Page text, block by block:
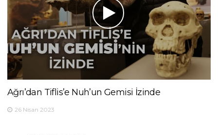
Ağrı’dan Tiflis’e Nuh’un Gemisi İzinde
26 Nisan 2023